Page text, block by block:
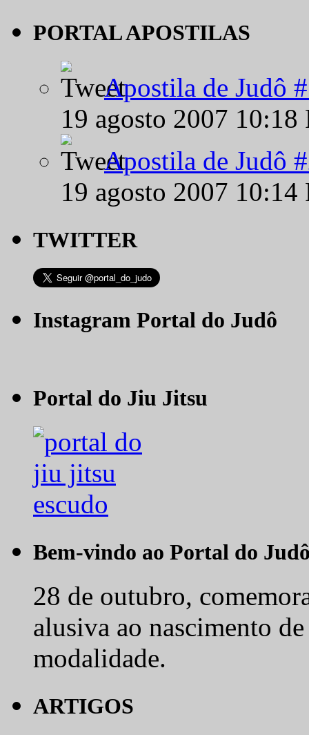
PORTAL APOSTILAS
Apostila de Judô
19 agosto 2007
Apostila de Judô
19 agosto 2007
TWITTER
Instagram Portal do Judô
Portal do Jiu Jitsu
Bem-vindo ao Portal do
28 de outubro,
alusiva ao nascimento
modalidade.
ARTIGOS